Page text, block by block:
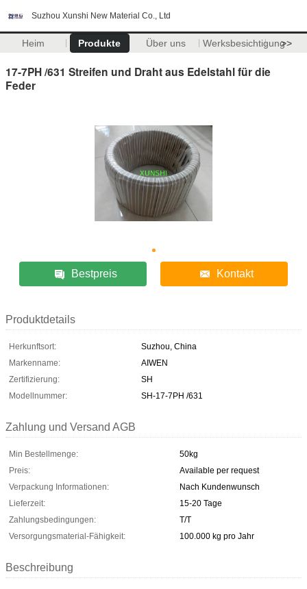
Suzhou Xunshi New Material Co., Ltd
Heim Produkte Über uns Werksbesichtigung>>
17-7PH /631 Streifen und Draht aus Edelstahl für die
Feder
Bestpreis Kontakt
Produktdetails
Herkunftsort:
Suzhou, China
Markenname:
AIWEN
Zertifizierung:
SH
Modellnummer:
SH-17-7PH /631
Zahlung und Versand AGB
Min Bestellmenge:
50kg
Preis:
Available per request
Verpackung Informationen:
Nach Kundenwunsch
Lieferzeit:
15-20 Tage
Zahlungsbedingungen:
T/T
Versorgungsmaterial-Fähigkeit:
100.000 kg pro Jahr
Beschreibung